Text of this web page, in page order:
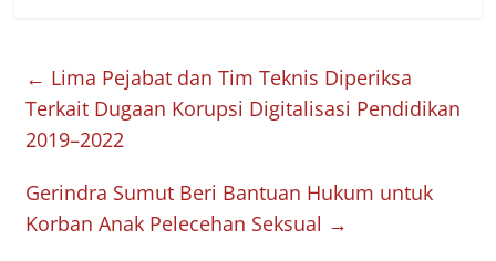
← Lima Pejabat dan Tim Teknis Diperiksa
Terkait Dugaan Korupsi Digitalisasi Pendidikan
2019–2022
Gerindra Sumut Beri Bantuan Hukum untuk
Korban Anak Pelecehan Seksual →